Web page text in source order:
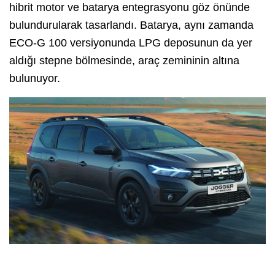
hibrit motor ve batarya entegrasyonu göz önünde
bulundurularak tasarlandı. Batarya, aynı zamanda
ECO-G 100 versiyonunda LPG deposunun da yer
aldığı stepne bölmesinde, araç zemininin altına
bulunuyor.